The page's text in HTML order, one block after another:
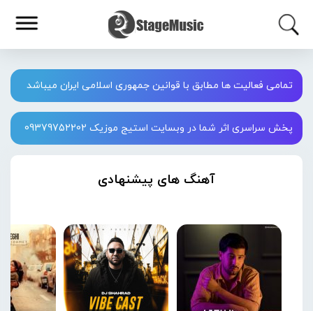
تمامی فعالیت ها مطابق با قوانین جمهوری اسلامی ایران میباشد
پخش سراسری اثر شما در وبسایت استیج موزیک 09379752202
آهنگ های پیشنهادی